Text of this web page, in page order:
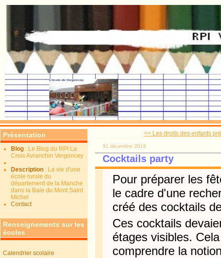
Présentation
Blog : Le Blog du RPI La
Croix Avranchin Vergoncey
Description : La vie d'une
école rurale du
département de la Manche
dans la Baie du Mont Saint
Michel
Contact
Renseignements sur les
écoles
Calendrier scolaire
<< Les droits des enfants
31 décembre 2019
Cocktails party
Pour préparer les
le cadre d'une
créé des cocktails
Ces cocktails
étages visibles.
comprendre la